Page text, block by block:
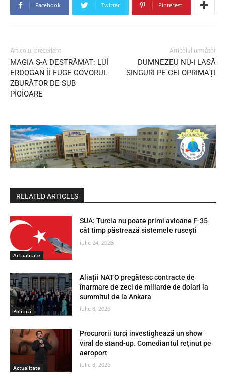
Facebook Twitter Pinterest
Articolul precedent
MAGIA S-A DESTRĂMAT: LUİ
ERDOGAN Îİ FUGE COVORUL
ZBURĂTOR DE SUB
PİCİOARE
Articolul următor
DUMNEZEU NU-I LASĂ
SINGURI PE CEI OPRIMAȚI
RELATED ARTICLES
Actualitate
SUA: Turcia nu poate primi avioane F-35
cât timp păstrează sistemele rusești
iulie 24, 2026
Politică
Aliații NATO pregătesc contracte de
înarmare de zeci de miliarde de dolari la
summitul de la Ankara
iulie 8, 2026
Actualitate
Procurorii turci investighează un show
viral de stand-up. Comediantul reținut pe
aeroport
iulie 3, 2026